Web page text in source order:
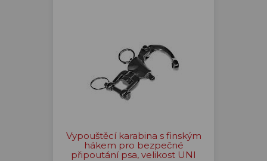
Vypouštěcí karabina s finským
hákem pro bezpečné
připoutání psa, velikost UNI